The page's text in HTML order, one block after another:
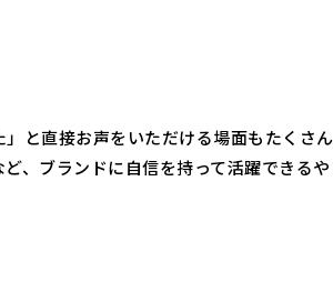
と直接お声をいただける場面もたくさん
、ブランドに自信を持って活躍できる